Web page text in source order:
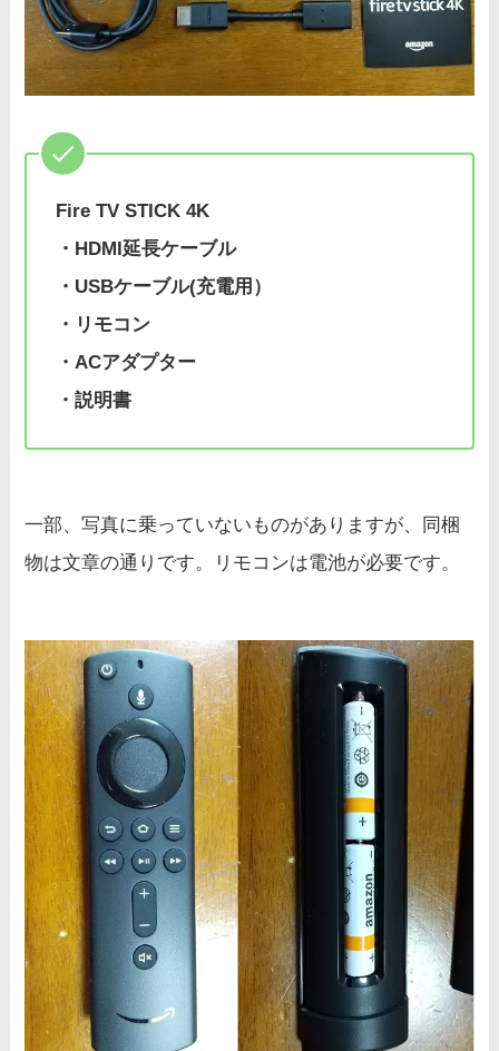
Fire TV STICK 4K
・HDMI延長ケーブル
・USBケーブル(充電用）
・リモコン
・ACアダプター
・説明書
一部、写真に乗っていないものがありますが、同梱
物は文章の通りです。リモコンは電池が必要です。